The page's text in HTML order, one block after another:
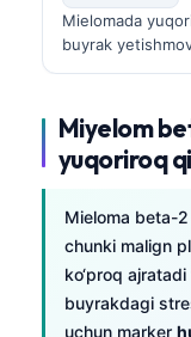
Mielomada
buyrak
Miyelom
yuqoriroq
Mieloma beta-
chunki malign
ko‘proq
buyrakdagi
uchun marker